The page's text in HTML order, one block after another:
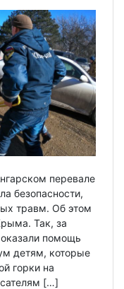
перевале
безопасности,
травм. Об этом
Так, за
помощь
детям, которые
горки на
[…]